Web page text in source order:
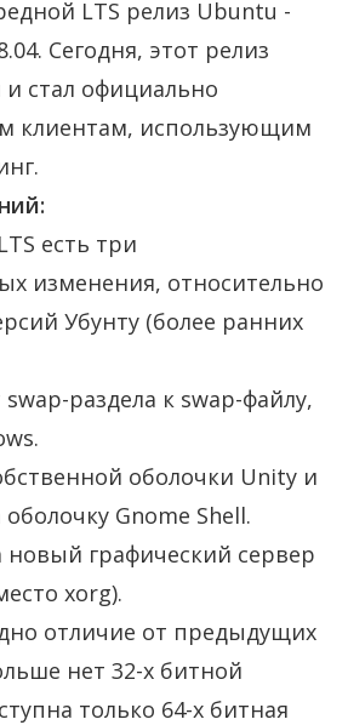
LTS релиз Ubuntu -
Сегодня, этот релиз
стал официально
клиентам, использующим
есть три
изменения, относительно
Убунту (более ранних
раздела к swap-файлу,
оболочки Unity и
Gnome Shell.
новый графический сервер
xorg).
отличие от предыдущих
нет 32-х битной
только 64-х битная